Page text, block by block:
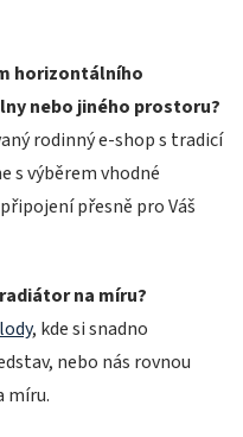
horizontálního
nebo jiného prostoru?
rodinný e‑shop s tradicí
s výběrem vhodné
přesně pro Váš
na míru?
, kde si snadno
nebo nás rovnou
míru.